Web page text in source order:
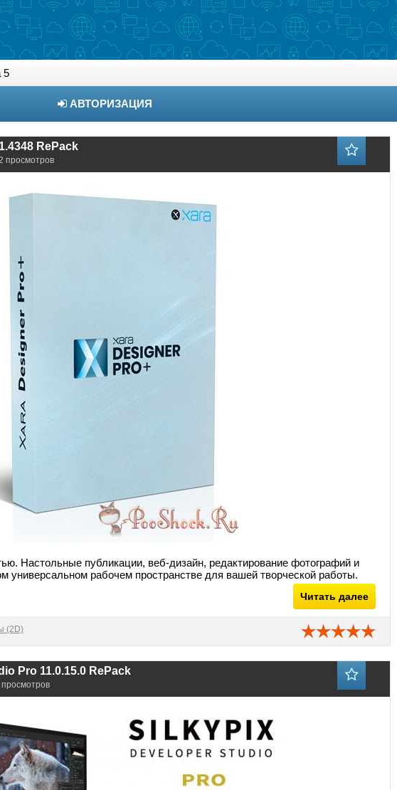
5
АВТОРИЗАЦИЯ
RePack
просмотров
Настольные публикации, веб-дизайн, редактирование фотографий и
универсальном рабочем пространстве для вашей творческой работы.
Читать далее
(2D)
Pro 11.0.15.0 RePack
просмотров